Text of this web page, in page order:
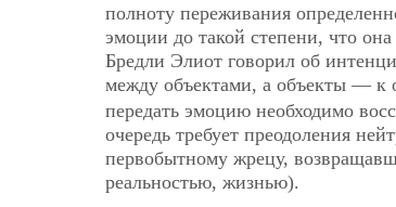
полноту переживания
эмоции до такой степени, что
Бредли Элиот говорил об
между объектами, а объекты — к
передать эмоцию необходимо
очередь требует преодоления
первобытному жрецу,
реальностью, жизнью).